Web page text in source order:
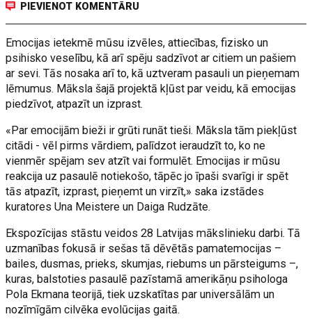
PIEVIENOT KOMENTĀRU
Emocijas ietekmē mūsu izvēles, attiecības, fizisko un
psihisko veselību, kā arī spēju sadzīvot ar citiem un pašiem
ar sevi. Tās nosaka arī to, kā uztveram pasauli un pieņemam
lēmumus. Māksla šajā projektā kļūst par veidu, kā emocijas
piedzīvot, atpazīt un izprast.
«Par emocijām bieži ir grūti runāt tieši. Māksla tām piekļūst
citādi - vēl pirms vārdiem, palīdzot ieraudzīt to, ko ne
vienmēr spējam sev atzīt vai formulēt. Emocijas ir mūsu
reakcija uz pasaulē notiekošo, tāpēc jo īpaši svarīgi ir spēt
tās atpazīt, izprast, pieņemt un virzīt,» saka izstādes
kuratores Una Meistere un Daiga Rudzāte.
Ekspozīcijas stāstu veidos 28 Latvijas mākslinieku darbi. Tā
uzmanības fokusā ir sešas tā dēvētās pamatemocijas –
bailes, dusmas, prieks, skumjas, riebums un pārsteigums –,
kuras, balstoties pasaulē pazīstamā amerikāņu psihologa
Pola Ekmana teorijā, tiek uzskatītas par universālām un
nozīmīgām cilvēka evolūcijas gaitā.